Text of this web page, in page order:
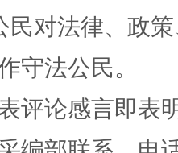
民对法律、政
守法公民。
评论感言即表